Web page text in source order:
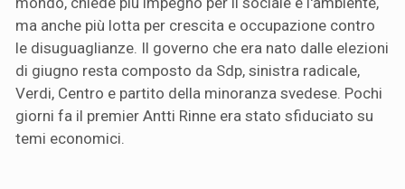
ma anche più lotta per crescita e occupazione contro
le disuguaglianze. Il governo che era nato dalle elezioni
di giugno resta composto da Sdp, sinistra radicale,
Verdi, Centro e partito della minoranza svedese. Pochi
giorni fa il premier Antti Rinne era stato sfiduciato su
temi economici.